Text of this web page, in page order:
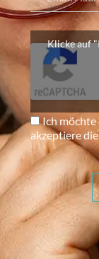
Klicke auf
Ich
akzeptiere